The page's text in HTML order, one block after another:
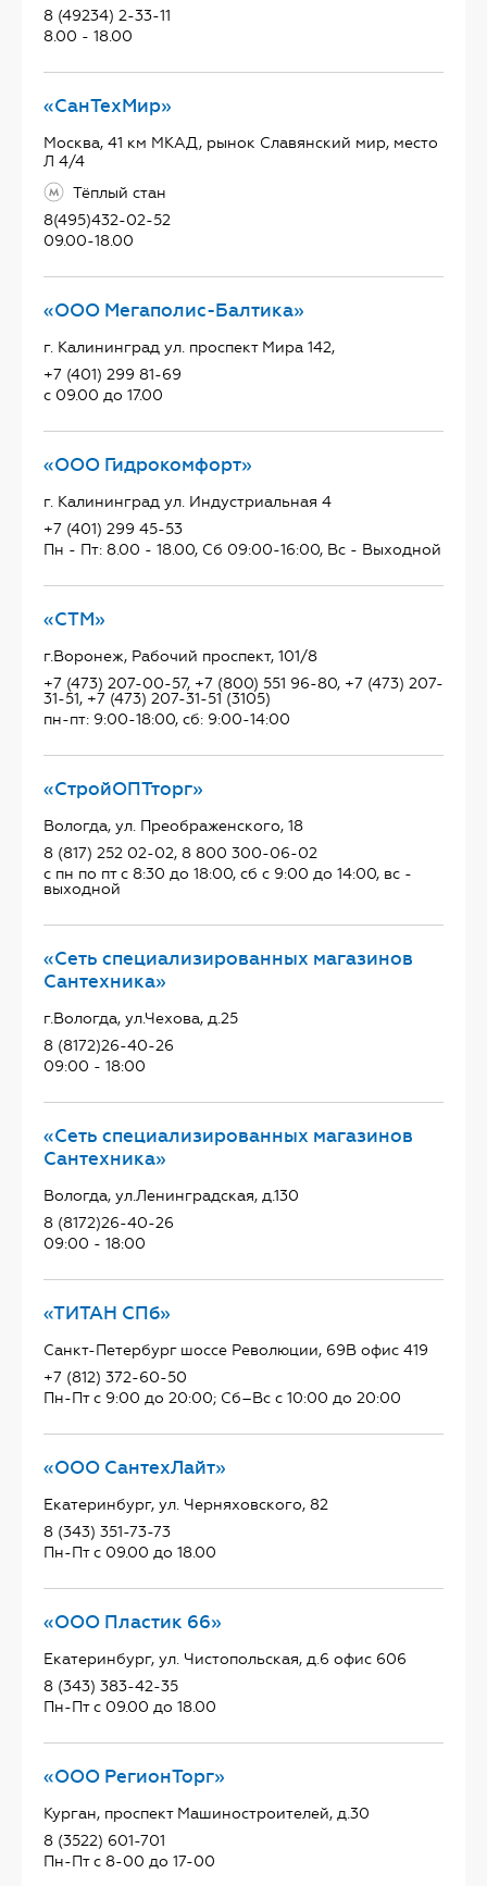
8 (49234) 2-33-11
8.00 - 18.00
«СанТехМир»
Москва, 41 км МКАД, рынок Славянский мир, место
Л 4/4
Тёплый стан
8(495)432-02-52
09.00-18.00
«ООО Мегаполис-Балтика»
г. Калининград ул. проспект Мира 142,
+7 (401) 299 81-69
с 09.00 до 17.00
«ООО Гидрокомфорт»
г. Калининград ул. Индустриальная 4
+7 (401) 299 45-53
Пн - Пт: 8.00 - 18.00, Сб 09:00-16:00, Вс - Выходной
«СТМ»
г.Воронеж, Рабочий проспект, 101/8
+7 (473) 207-00-57, +7 (800) 551 96-80, +7 (473) 207-
31-51, +7 (473) 207-31-51 (3105)
пн-пт: 9:00-18:00, сб: 9:00-14:00
«СтройОПТторг»
Вологда, ул. Преображенского, 18
8 (817) 252 02-02, 8 800 300-06-02
с пн по пт с 8:30 до 18:00, сб с 9:00 до 14:00, вс -
выходной
«Сеть специализированных магазинов
Сантехника»
г.Вологда, ул.Чехова, д.25
8 (8172)26-40-26
09:00 - 18:00
«Сеть специализированных магазинов
Сантехника»
Вологда, ул.Ленинградская, д.130
8 (8172)26-40-26
09:00 - 18:00
«ТИТАН СПб»
Санкт-Петербург шоссе Революции, 69В офис 419
+7 (812) 372-60-50
Пн-Пт с 9:00 до 20:00; Сб–Вс с 10:00 до 20:00
«ООО СантехЛайт»
Екатеринбург, ул. Черняховского, 82
8 (343) 351-73-73
Пн-Пт с 09.00 до 18.00
«ООО Пластик 66»
Екатеринбург, ул. Чистопольская, д.6 офис 606
8 (343) 383-42-35
Пн-Пт с 09.00 до 18.00
«ООО РегионТорг»
Курган, проспект Машиностроителей, д.30
8 (3522) 601-701
Пн-Пт с 8-00 до 17-00